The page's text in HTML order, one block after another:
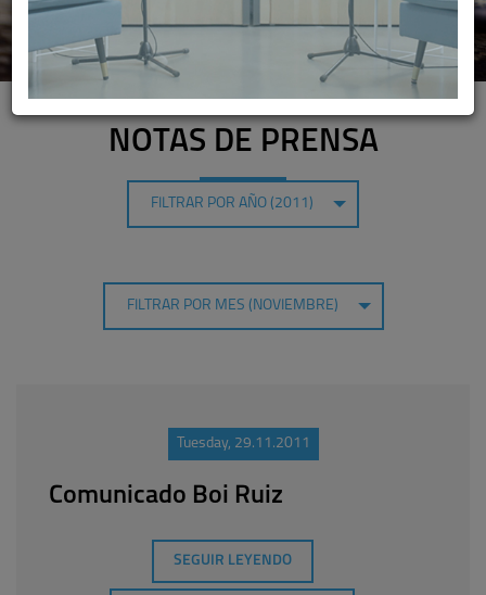
NOTAS DE PRENSA
FILTRAR POR AÑO (2011)
FILTRAR POR MES (NOVIEMBRE)
Tuesday, 29.11.2011
Comunicado Boi Ruiz
SEGUIR LEYENDO